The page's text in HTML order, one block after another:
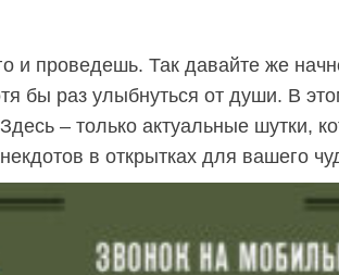
и проведешь. Так давайте же
бы раз улыбнуться от души. В
– только актуальные шутки,
в открытках для вашего